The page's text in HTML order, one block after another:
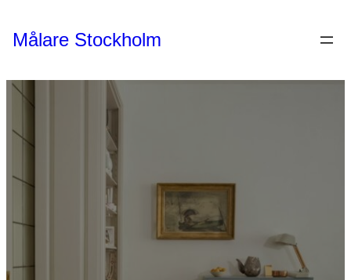
innehåll
Målare Stockholm